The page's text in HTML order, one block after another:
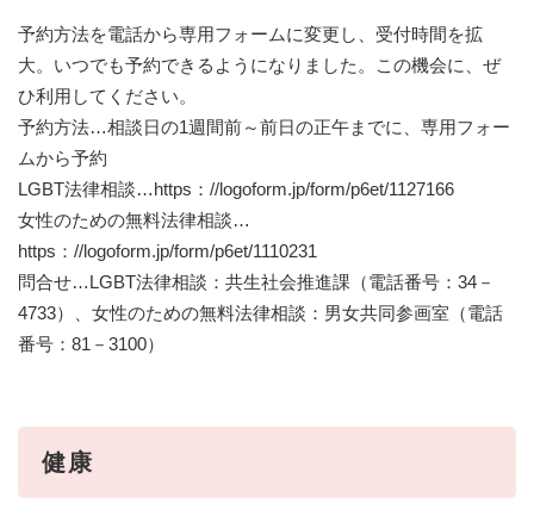
予約方法を電話から専用フォームに変更し、受付時間を拡
大。いつでも予約できるようになりました。この機会に、ぜ
ひ利用してください。
予約方法…相談日の1週間前～前日の正午までに、専用フォー
ムから予約
LGBT法律相談…https：//logoform.jp/form/p6et/1127166
女性のための無料法律相談…
https：//logoform.jp/form/p6et/1110231
問合せ…LGBT法律相談：共生社会推進課（電話番号：34－
4733）、女性のための無料法律相談：男女共同参画室（電話
番号：81－3100）
健康